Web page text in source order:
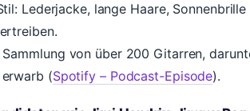
Lederjacke, lange Haare,
Sammlung von über 200 Gitarren,
(Spotify – Podcast-Episode).